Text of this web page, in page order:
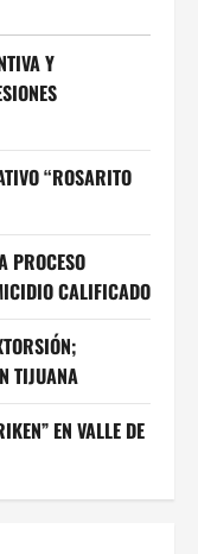
Y
“ROSARITO
PROCESO
CALIFICADO
TIJUANA
EN VALLE DE